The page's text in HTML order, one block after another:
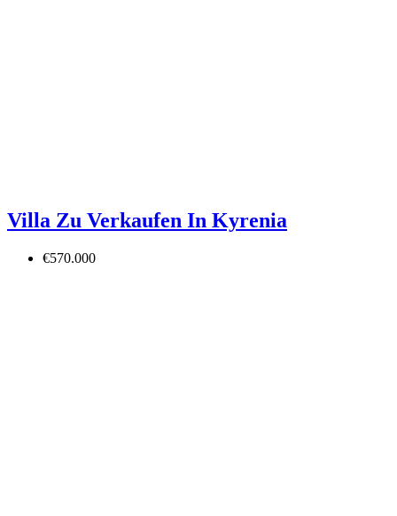
Villa Zu Verkaufen In Kyrenia
€570.000